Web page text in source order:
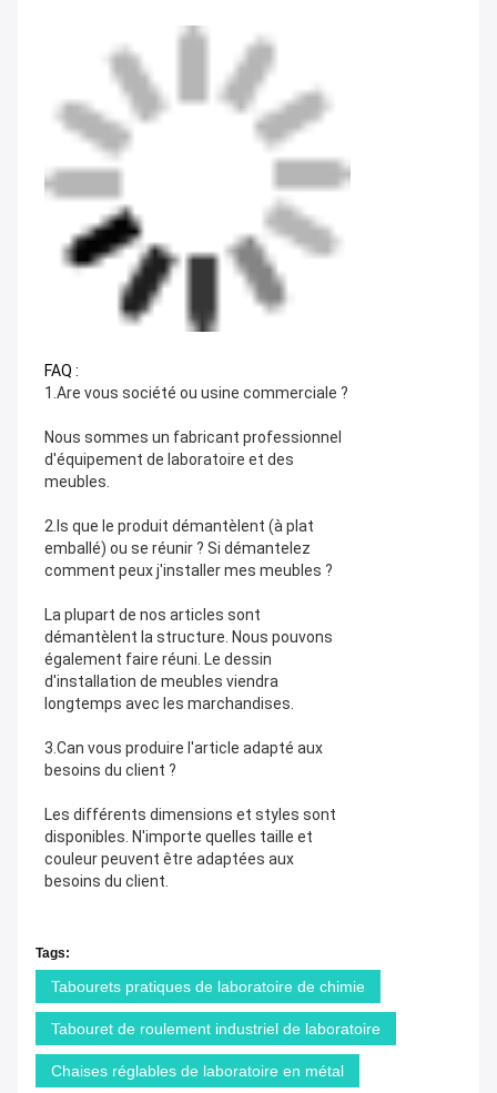
FAQ :
1.Are vous société ou usine commerciale ?
Nous sommes un fabricant professionnel
d'équipement de laboratoire et des
meubles.
2.Is que le produit démantèlent (à plat
emballé) ou se réunir ? Si démantelez
comment peux j'installer mes meubles ?
La plupart de nos articles sont
démantèlent la structure. Nous pouvons
également faire réuni. Le dessin
d'installation de meubles viendra
longtemps avec les marchandises.
3.Can vous produire l'article adapté aux
besoins du client ?
Les différents dimensions et styles sont
disponibles. N'importe quelles taille et
couleur peuvent être adaptées aux
besoins du client.
Tags:
Tabourets pratiques de laboratoire de chimie
Tabouret de roulement industriel de laboratoire
Chaises réglables de laboratoire en métal